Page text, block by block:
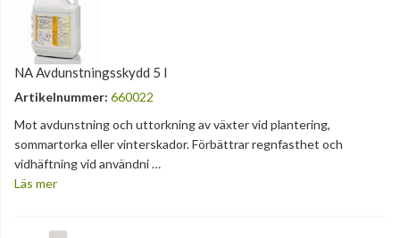
NA Avdunstningsskydd 5 l
Artikelnummer: 660022
Mot avdunstning och uttorkning av växter vid plantering,
sommartorka eller vinterskador. Förbättrar regnfasthet och
vidhäftning vid användni …
Läs mer